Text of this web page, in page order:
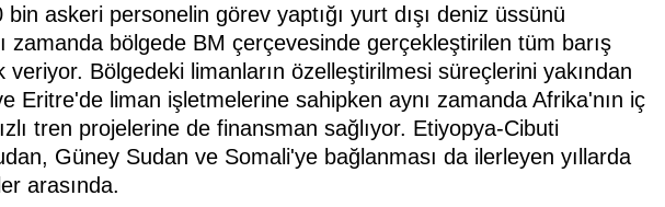
askeri personelin görev yaptığı yurt dışı deniz üssünü
zamanda bölgede BM çerçevesinde gerçekleştirilen tüm barış
Bölgedeki limanların özelleştirilmesi süreçlerini yakından
Eritre'de liman işletmelerine sahipken aynı zamanda Afrika'nın iç
tren projelerine de finansman sağlıyor. Etiyopya-Cibuti
Güney Sudan ve Somali'ye bağlanması da ilerleyen yıllarda
arasında.